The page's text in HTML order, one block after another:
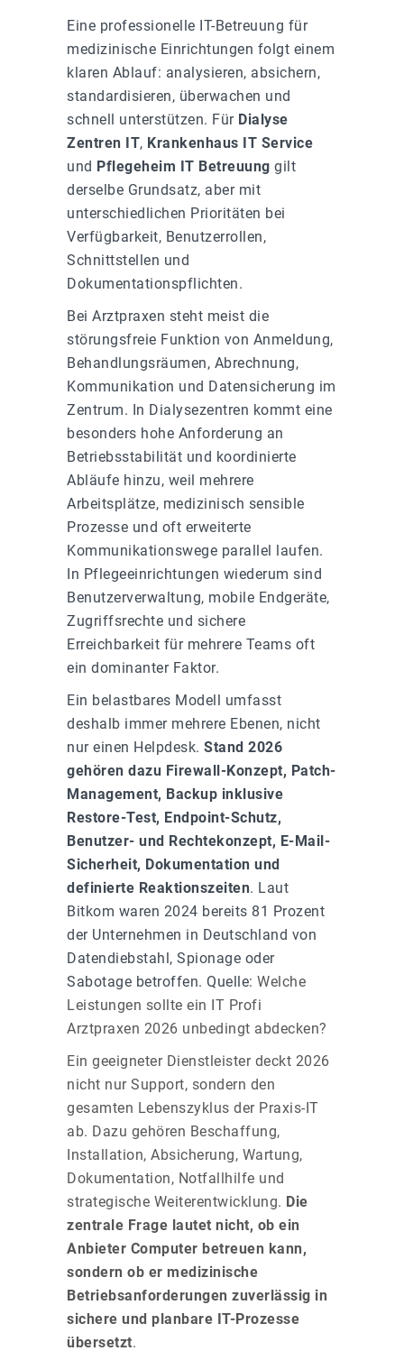
Eine professionelle IT-Betreuung für
medizinische Einrichtungen folgt einem
klaren Ablauf: analysieren, absichern,
standardisieren, überwachen und
schnell unterstützen. Für Dialyse
Zentren IT, Krankenhaus IT Service
und Pflegeheim IT Betreuung gilt
derselbe Grundsatz, aber mit
unterschiedlichen Prioritäten bei
Verfügbarkeit, Benutzerrollen,
Schnittstellen und
Dokumentationspflichten.
Bei Arztpraxen steht meist die
störungsfreie Funktion von Anmeldung,
Behandlungsräumen, Abrechnung,
Kommunikation und Datensicherung im
Zentrum. In Dialysezentren kommt eine
besonders hohe Anforderung an
Betriebsstabilität und koordinierte
Abläufe hinzu, weil mehrere
Arbeitsplätze, medizinisch sensible
Prozesse und oft erweiterte
Kommunikationswege parallel laufen.
In Pflegeeinrichtungen wiederum sind
Benutzerverwaltung, mobile Endgeräte,
Zugriffsrechte und sichere
Erreichbarkeit für mehrere Teams oft
ein dominanter Faktor.
Ein belastbares Modell umfasst
deshalb immer mehrere Ebenen, nicht
nur einen Helpdesk. Stand 2026
gehören dazu Firewall-Konzept, Patch-
Management, Backup inklusive
Restore-Test, Endpoint-Schutz,
Benutzer- und Rechtekonzept, E-Mail-
Sicherheit, Dokumentation und
definierte Reaktionszeiten. Laut
Bitkom waren 2024 bereits 81 Prozent
der Unternehmen in Deutschland von
Datendiebstahl, Spionage oder
Sabotage betroffen. Quelle: Welche
Leistungen sollte ein IT Profi
Arztpraxen 2026 unbedingt abdecken?
Ein geeigneter Dienstleister deckt 2026
nicht nur Support, sondern den
gesamten Lebenszyklus der Praxis-IT
ab. Dazu gehören Beschaffung,
Installation, Absicherung, Wartung,
Dokumentation, Notfallhilfe und
strategische Weiterentwicklung. Die
zentrale Frage lautet nicht, ob ein
Anbieter Computer betreuen kann,
sondern ob er medizinische
Betriebsanforderungen zuverlässig in
sichere und planbare IT-Prozesse
übersetzt.